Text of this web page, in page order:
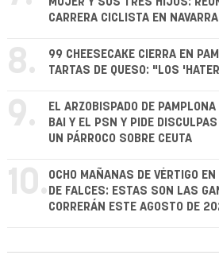
CARRERA CICLISTA EN NAVARRA
8.
99 CHEESECAKE CIERRA EN
TARTAS DE QUESO: "LOS
9.
EL ARZOBISPADO DE
BAI Y EL PSN Y PIDE
UN PÁRROCO SOBRE CEUTA
10. OCHO MAÑANAS DE VÉRTIGO
DE FALCES: ESTAS SON LAS
CORRERÁN ESTE AGOSTO DE